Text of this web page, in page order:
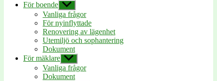
För boende Visa
undermeny
Vanliga frågor
För nyinflyttade
Renovering av lägenhet
Utemiljö och sophantering
Dokument
För mäklare Visa
undermeny
Vanliga frågor
Dokument